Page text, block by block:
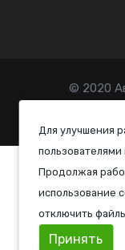
Для улучшения
Продолжая
использование
отключить
Принять
© 2020